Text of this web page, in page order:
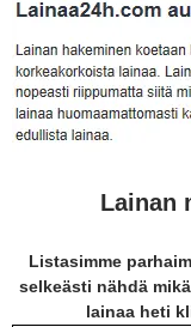
Lainan
Listasimme
selkeästi nähdä
lainaa heti